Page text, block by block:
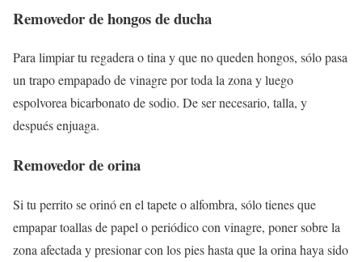
Removedor de hongos de ducha
Para limpiar tu regadera o tina y que no queden hongos, sólo pasa
un trapo empapado de vinagre por toda la zona y luego
espolvorea bicarbonato de sodio. De ser necesario, talla, y
después enjuaga.
Removedor de orina
Si tu perrito se orinó en el tapete o alfombra, sólo tienes que
empapar toallas de papel o periódico con vinagre, poner sobre la
zona afectada y presionar con los pies hasta que la orina haya sido